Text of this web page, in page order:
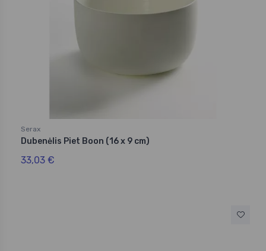
Serax
Dubenėlis Piet Boon (16 x 9 cm)
33,03 €